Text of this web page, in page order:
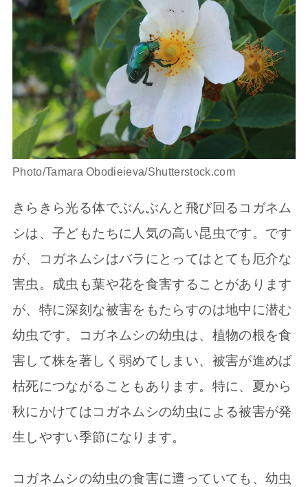
Photo/Tamara Obodieieva/Shutterstock.com
きらきら光る体でぶんぶんと飛び回るコガネム
シは、子どもたちに人気の高い昆虫です。です
が、コガネムシはバラにとってはとても厄介な
害虫。成虫も葉や花を食害することがあります
が、特に深刻な被害をもたらすのは地中に潜む
幼虫です。コガネムシの幼虫は、植物の根を食
害して株を著しく弱めてしまい、被害が進めば
枯死につながることもあります。特に、夏から
秋にかけてはコガネムシの幼虫による被害が発
生しやすい季節になります。
コガネムシの幼虫の食害に遭っていても、幼虫